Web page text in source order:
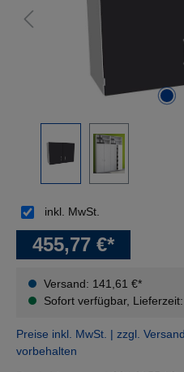
455,77 €*
Versand: 141,61 €*
Sofort verfügbar,
inkl. MwSt.
Preise inkl. MwSt. | zzgl.
vorbehalten